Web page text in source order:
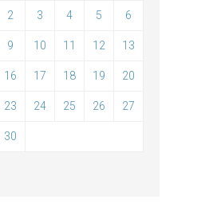
2 3 4 5 6
9 10 11 12 13
16 17 18 19 20
23 24 25 26 27
30